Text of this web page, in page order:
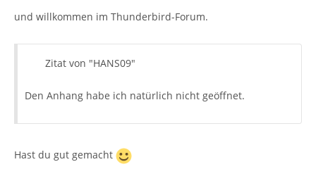
und willkommen im Thunderbird-Forum.
Zitat von "HANS09"
Den Anhang habe ich natürlich nicht geöffnet.
Hast du gut gemacht